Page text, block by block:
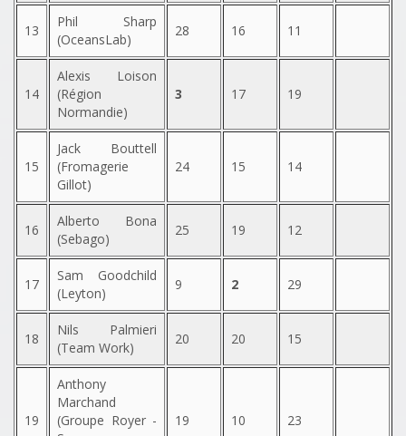
13
Phil Sharp
(OceansLab)
28 16 11
14
Alexis Loison
(Région
Normandie)
3 17 19
15
Jack Bouttell
(Fromagerie
Gillot)
24 15 14
16
Alberto Bona
(Sebago)
25 19 12
17
Sam Goodchild
(Leyton)
9 2 29
18
Nils Palmieri
(Team Work)
20 20 15
19
Anthony
Marchand
(Groupe Royer -
19 10 23